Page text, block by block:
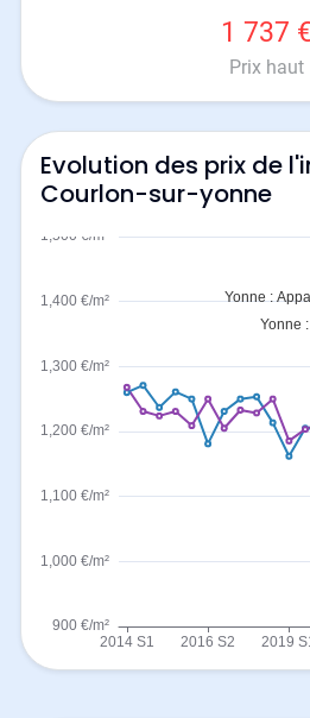
1 737 €
Prix haut
Evolution des prix de
Courlon-sur-yonne